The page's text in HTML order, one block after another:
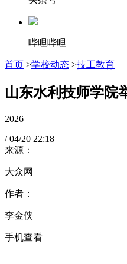
哔哩哔哩
首页 >学校动态 >技工教育
山东水利技师学院
2026
/ 04/20 22:18
来源：
大众网
作者：
李金侠
手机查看